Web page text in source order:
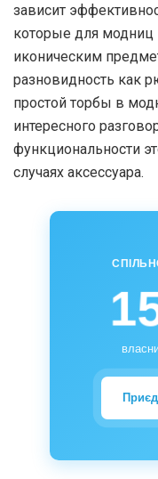
зависит
которые для модниц
иконическим
разновидность как
простой торбы в
интересного
функциональности
случаях аксессуара.